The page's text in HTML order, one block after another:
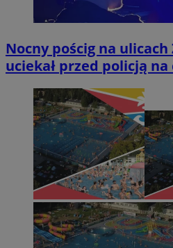
Nocny pościg na
uciekał przed policją na